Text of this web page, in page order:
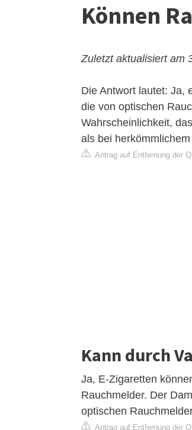
Können
Zuletzt aktualisiert am
Die Antwort lautet: Ja,
die von optischen
Wahrscheinlichkeit,
als bei
Antrag auf Entfernung der
Kann durch
Ja, E-Zigaretten
Rauchmelder. Der
optischen
Antrag auf Entfernung der